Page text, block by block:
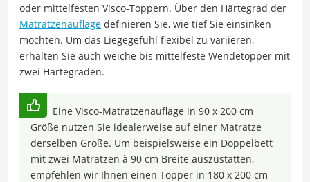
oder mittelfesten Visco-Toppern. Über den Härtegrad der
Matratzenauflage definieren Sie, wie tief Sie einsinken
möchten. Um das Liegegefühl flexibel zu variieren,
erhalten Sie auch weiche bis mittelfeste Wendetopper mit
zwei Härtegraden.
Eine Visco-Matratzenauflage in 90 x 200 cm
Größe nutzen Sie idealerweise auf einer Matratze
derselben Größe. Um beispielsweise ein Doppelbett
mit zwei Matratzen à 90 cm Breite auszustatten,
empfehlen wir Ihnen einen Topper in 180 x 200 cm